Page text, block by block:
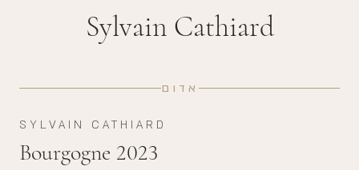
Sylvain Cathiard
אדום
SYLVAIN CATHIARD
Bourgogne 2023